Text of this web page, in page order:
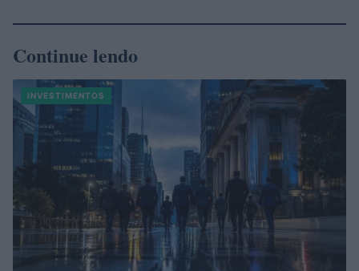
Continue lendo
INVESTIMENTOS